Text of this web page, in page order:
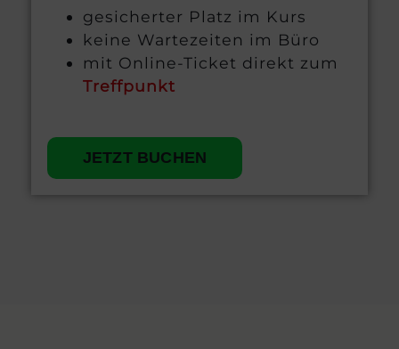
gesicherter Platz im Kurs
keine Wartezeiten im Büro
mit Online-Ticket direkt zum
Treffpunkt
JETZT BUCHEN